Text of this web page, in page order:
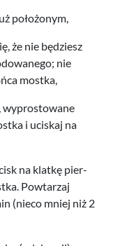
położonym,
że nie będziesz
nie
mostka,
wypros­towane
i uciskaj na
na klatkę pier­
Pow­tarzaj
(nieco mniej niż 2